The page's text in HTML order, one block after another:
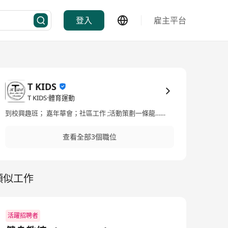
登入 雇主平台
T KIDS
T KIDS·體育運動
到校興趣班； 嘉年華會；社區工作 ;活動策劃一條龍……
查看全部3個職位
似工作
活躍招聘者